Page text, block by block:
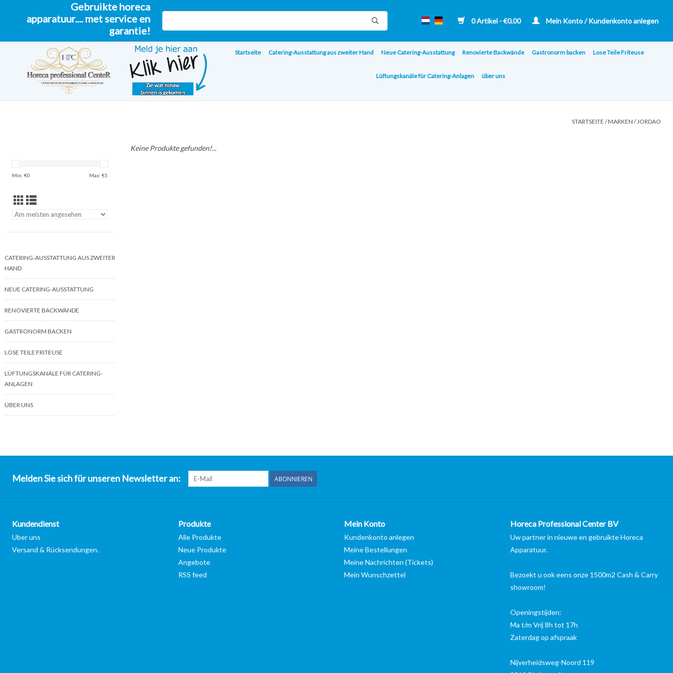
Gebruikte horeca
apparatuur.... met service en
garantie!
0 Artikel - €0,00 Mein Konto / Kundenkonto anlegen
Startseite Catering-Ausstattung aus zweiter Hand Neue Catering-Ausstattung Renovierte Backwände Gastronorm backen Lose Teile Friteuse
Lüftungskanäle für Catering-Anlagen über uns
STARTSEITE /MARKEN /JORDAO
Min: €0 Max: €5
CATERING-AUSSTATTUNG AUS ZWEITER
HAND
NEUE CATERING-AUSSTATTUNG
RENOVIERTE BACKWÄNDE
GASTRONORM BACKEN
LOSE TEILE FRITEUSE
LÜFTUNGSKANÄLE FÜR CATERING-
ANLAGEN
ÜBER UNS
Keine Produkte gefunden!...
Melden Sie sich für unseren Newsletter an: ABONNIEREN
Kundendienst
Uber uns
Versand & Rücksendungen.
Produkte
Alle Produkte
Neue Produkte
Angebote
RSS feed
Mein Konto
Kundenkonto anlegen
Meine Bestellungen
Meine Nachrichten (Tickets)
Mein Wunschzettel
Horeca Professional Center BV
Uw partner in nieuwe en gebruikte Horeca
Apparatuur.
Bezoekt u ook eens onze 1500m2 Cash & Carry
showroom!
Openingstijden:
Ma t/m Vrij 8h tot 17h
Zaterdag op afspraak
Nijverheidsweg-Noord 119